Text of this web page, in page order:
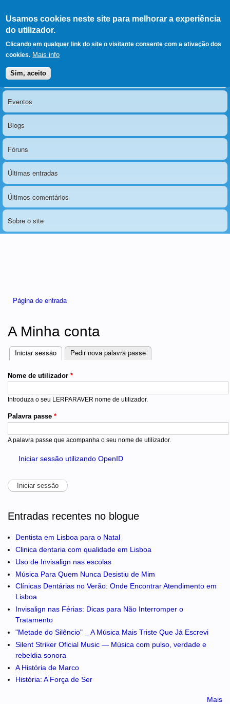
Usamos cookies neste site para melhorar a experiência
do utilizador.
Clicando em qualquer link do site o visitante consente com a ativação dos
cookies. Mais info
Sim, aceito
LERPARAVER , ir para a
página principal
O portal da visão diferente
Menu principal
Notícias
Eventos
Blogs
Fóruns
Últimas entradas
Últimos comentários
Sobre o site
Página de entrada
A Minha conta
Separadores
Iniciar sessão (separador ativo)
Pedir nova palavra passe
Nome de utilizador *
Introduza o seu LERPARAVER nome de utilizador.
Palavra passe *
A palavra passe que acompanha o seu nome de utilizador.
Iniciar sessão utilizando OpenID
Entradas recentes no blogue
Dentista em Lisboa para o Natal
Clinica dentaria com qualidade em Lisboa
Uso de Invisalign nas escolas
Música Para Quem Nunca Desistiu de Mim
Clínicas Dentárias no Verão: Onde Encontrar Atendimento em
Lisboa
Invisalign nas Férias: Dicas para Não Interromper o
Tratamento
"Metade do Silêncio" _ A Música Mais Triste Que Já Escrevi
Silent Striker Oficial Music — Música com pulso, verdade e
rebeldia sonora
A História de Marco
História: A Força de Ser
Mais